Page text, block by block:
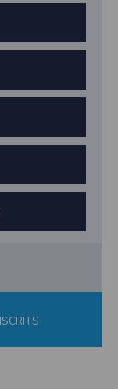
information sur
you share. This app